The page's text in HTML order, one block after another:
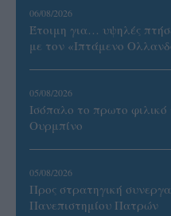
06/08/2026
Έτοιμη για… υψηλές
με τον «Ιπτάμενο
05/08/2026
Ισόπαλο το πρωτο φιλικό
Ουρμπίνο
05/08/2026
Προς στρατηγική
Πανεπιστημίου Πατρών